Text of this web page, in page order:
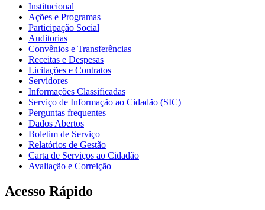
Institucional
Ações e Programas
Participação Social
Auditorias
Convênios e Transferências
Receitas e Despesas
Licitações e Contratos
Servidores
Informações Classificadas
Serviço de Informação ao Cidadão (SIC)
Perguntas frequentes
Dados Abertos
Boletim de Serviço
Relatórios de Gestão
Carta de Serviços ao Cidadão
Avaliação e Correição
Acesso Rápido